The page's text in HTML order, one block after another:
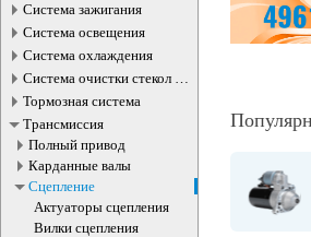
Система зажигания
Система освещения
Система охлаждения
Система очистки стекол и
фар
Тормозная система
Трансмиссия
Полный привод
Карданные валы
Сцепление
Актуаторы сцепления
Вилки сцепления